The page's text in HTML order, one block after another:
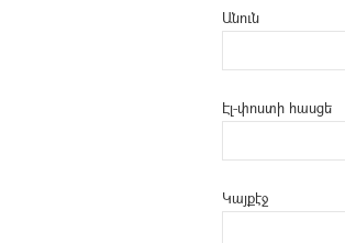
Անուն
Էլ-փոստի հասցե
Կայքէջ